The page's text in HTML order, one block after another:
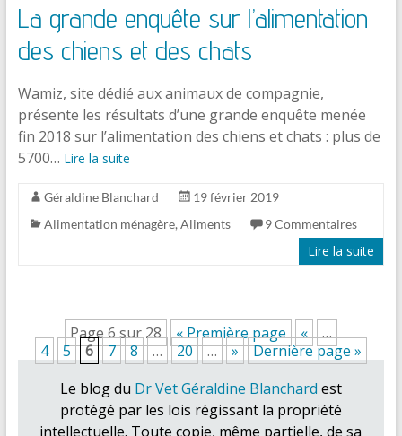
La grande enquête sur l’alimentation
des chiens et des chats
Wamiz, site dédié aux animaux de compagnie,
présente les résultats d’une grande enquête menée
fin 2018 sur l’alimentation des chiens et chats : plus de
5700… Lire la suite
Géraldine Blanchard
19 février 2019
Alimentation ménagère, Aliments 9 Commentaires
Lire la suite
Page 6 sur 28 « Première page «
…
4
5 6 7 8 … 20 … »
Dernière page »
Le blog du Dr Vet Géraldine Blanchard est
protégé par les lois régissant la propriété
intellectuelle. Toute copie, même partielle, de sa